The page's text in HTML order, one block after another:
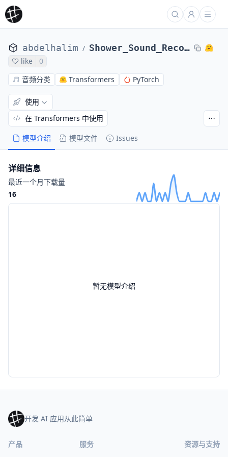
abdelhalim / Shower_Sound_Recognition
like
0
音频分类
Transformers PyTorch
模型介绍 模型文件 Issues
使用
在 Transformers 中使用
暂无模型介绍
详细信息
最近一个月下载量
16
开发 AI 应用从此简单
产品 服务 资源与支持